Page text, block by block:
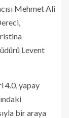
Mehmet Ali
Levent
4.0, yapay
bir araya